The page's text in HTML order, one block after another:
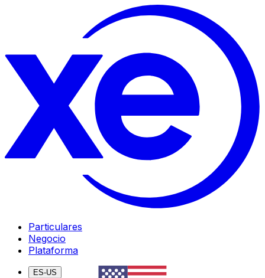
Particulares
Negocio
Plataforma
ES-US